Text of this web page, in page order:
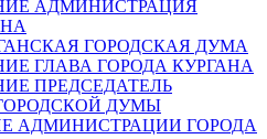
АДМИНИСТРАЦИЯ
ГОРОДСКАЯ ДУМА
ГЛАВА ГОРОДА КУРГАНА
ПРЕДСЕДАТЕЛЬ
ДУМЫ
АДМИНИСТРАЦИИ ГОРОДА